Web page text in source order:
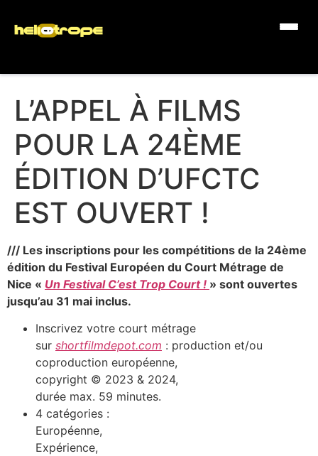
L’APPEL À FILMS
POUR LA 24ÈME
ÉDITION D’UFCTC
EST OUVERT !
/// Les inscriptions pour les compétitions de la 24ème
édition du Festival Européen du Court Métrage de
Nice « Un Festival C’est Trop Court ! » sont ouvertes
jusqu’au 31 mai inclus.
Inscrivez votre court métrage
sur shortfilmdepot.com : production et/ou
coproduction européenne,
copyright © 2023 & 2024,
durée max. 59 minutes.
4 catégories :
Européenne,
Expérience,